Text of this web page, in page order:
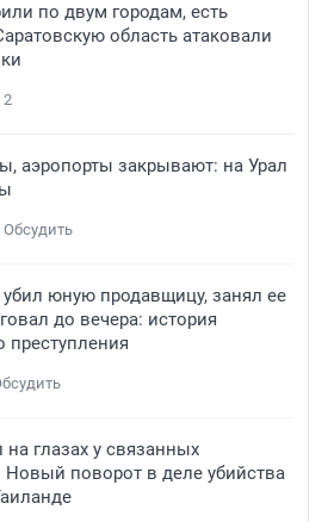
по двум городам, есть
область атаковали
2
аэропорты закрывают: на Урал
Обсудить
убил юную продавщицу, занял ее
до вечера: история
преступления
глазах у связанных
Новый поворот в деле убийства